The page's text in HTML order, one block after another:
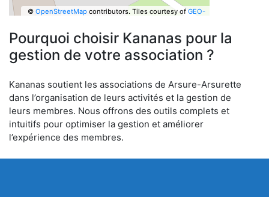
© OpenStreetMapcontributors. Tiles courtesy of GEO-
Pourquoi choisir Kananas pour la
gestion de votre association ?
Kananas soutient les associations de Arsure-Arsurette
dans l’organisation de leurs activités et la gestion de
leurs membres. Nous offrons des outils complets et
intuitifs pour optimiser la gestion et améliorer
l’expérience des membres.